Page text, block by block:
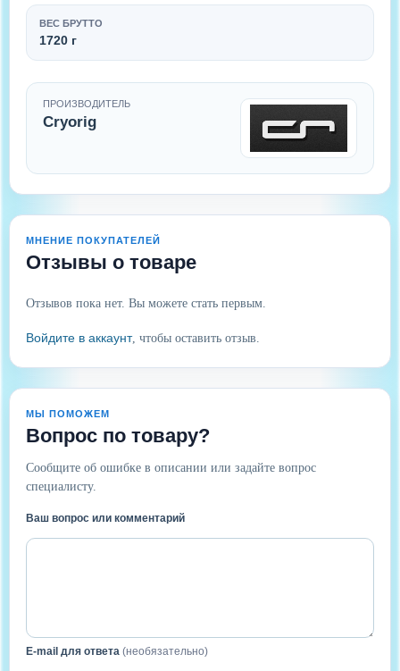
ВЕС БРУТТО
1720 г
ПРОИЗВОДИТЕЛЬ
Cryorig
МНЕНИЕ ПОКУПАТЕЛЕЙ
Отзывы о товаре
Отзывов пока нет. Вы можете стать первым.
Войдите в аккаунт, чтобы оставить отзыв.
МЫ ПОМОЖЕМ
Вопрос по товару?
Сообщите об ошибке в описании или задайте вопрос
специалисту.
Ваш вопрос или комментарий
E-mail для ответа (необязательно)